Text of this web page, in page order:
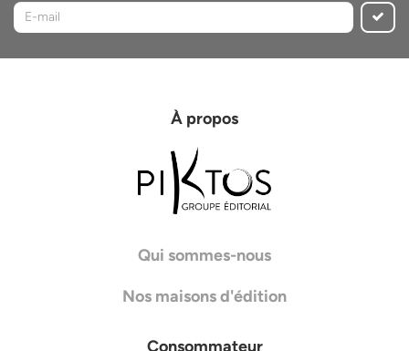
À propos
Qui sommes-nous
Nos maisons d'édition
Consommateur